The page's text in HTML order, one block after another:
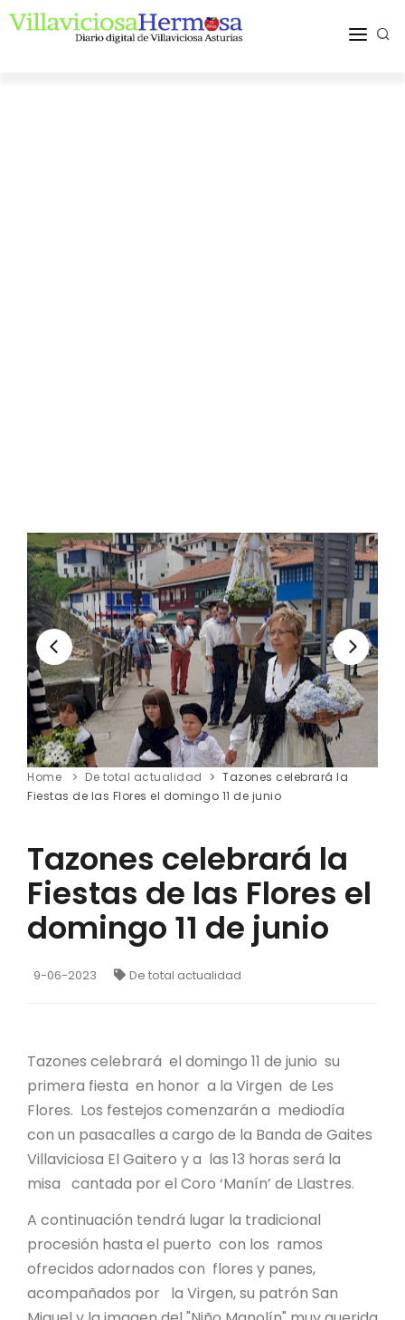
Home De total actualidad
Tazones celebrará la
Fiestas de las Flores el domingo 11 de junio
Tazones celebrará la
Fiestas de las Flores el
domingo 11 de junio
9-06-2023 De total actualidad
Tazones celebrará el domingo 11 de junio su
primera fiesta en honor a la Virgen de Les
Flores. Los festejos comenzarán a mediodía
con un pasacalles a cargo de la Banda de Gaites
Villaviciosa El Gaitero y a las 13 horas será la
misa cantada por el Coro ‘Manín’ de Llastres.
A continuación tendrá lugar la tradicional
procesión hasta el puerto con los ramos
ofrecidos adornados con flores y panes,
acompañados por la Virgen, su patrón San